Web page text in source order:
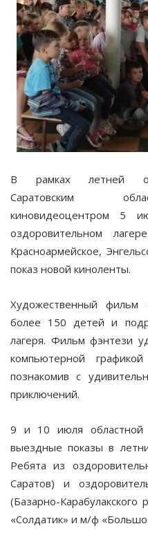
В рамках летней
Саратовским
киновидеоцентром 5
оздоровительном
Красноармейское,
показ новой киноленты.
Художественный фильм
более 150 детей и
лагеря. Фильм фэнтези
компьютерной
познакомив с
приключений.
9 и 10 июля областной
выездные показы в
Ребята из
Саратов) и
(Базарно-
«Солдатик» и м/ф